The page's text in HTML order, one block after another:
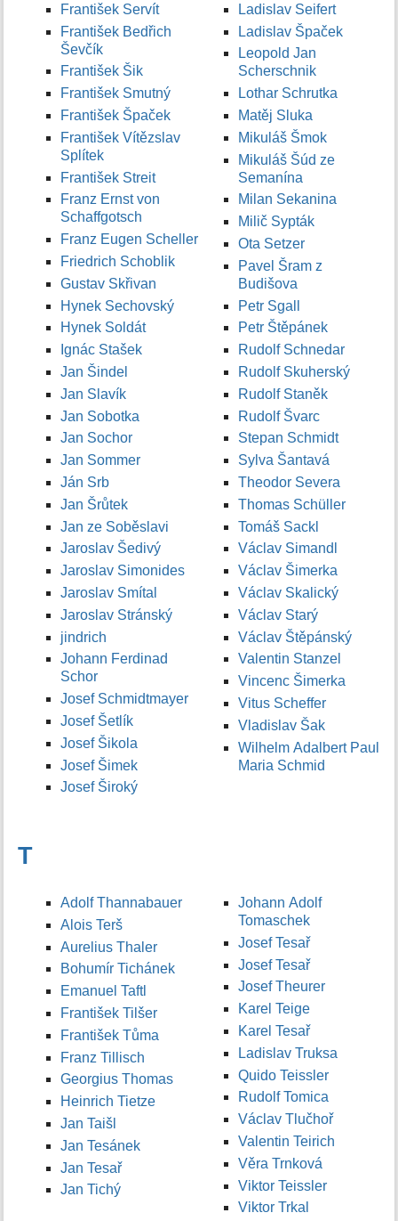
František Servít
František Bedřich
Ševčík
František Šik
František Smutný
František Špaček
František Vítězslav
Splítek
František Streit
Franz Ernst von
Schaffgotsch
Franz Eugen Scheller
Friedrich Schoblik
Gustav Skřivan
Hynek Sechovský
Hynek Soldát
Ignác Stašek
Jan Šindel
Jan Slavík
Jan Sobotka
Jan Sochor
Jan Sommer
Ján Srb
Jan Šrůtek
Jan ze Soběslavi
Jaroslav Šedivý
Jaroslav Simonides
Jaroslav Smítal
Jaroslav Stránský
jindrich
Johann Ferdinad
Schor
Josef Schmidtmayer
Josef Šetlík
Josef Šikola
Josef Šimek
Josef Široký
Ladislav Seifert
Ladislav Špaček
Leopold Jan
Scherschnik
Lothar Schrutka
Matěj Sluka
Mikuláš Šmok
Mikuláš Šúd ze
Semanína
Milan Sekanina
Milič Sypták
Ota Setzer
Pavel Šram z
Budišova
Petr Sgall
Petr Štěpánek
Rudolf Schnedar
Rudolf Skuherský
Rudolf Staněk
Rudolf Švarc
Stepan Schmidt
Sylva Šantavá
Theodor Severa
Thomas Schüller
Tomáš Sackl
Václav Simandl
Václav Šimerka
Václav Skalický
Václav Starý
Václav Štěpánský
Valentin Stanzel
Vincenc Šimerka
Vitus Scheffer
Vladislav Šak
Wilhelm Adalbert Paul
Maria Schmid
T
Adolf Thannabauer
Alois Terš
Aurelius Thaler
Bohumír Tichánek
Emanuel Taftl
František Tilšer
František Tůma
Franz Tillisch
Georgius Thomas
Heinrich Tietze
Jan Taišl
Jan Tesánek
Jan Tesař
Jan Tichý
Johann Adolf
Tomaschek
Josef Tesař
Josef Tesař
Josef Theurer
Karel Teige
Karel Tesař
Ladislav Truksa
Quido Teissler
Rudolf Tomica
Václav Tlučhoř
Valentin Teirich
Věra Trnková
Viktor Teissler
Viktor Trkal